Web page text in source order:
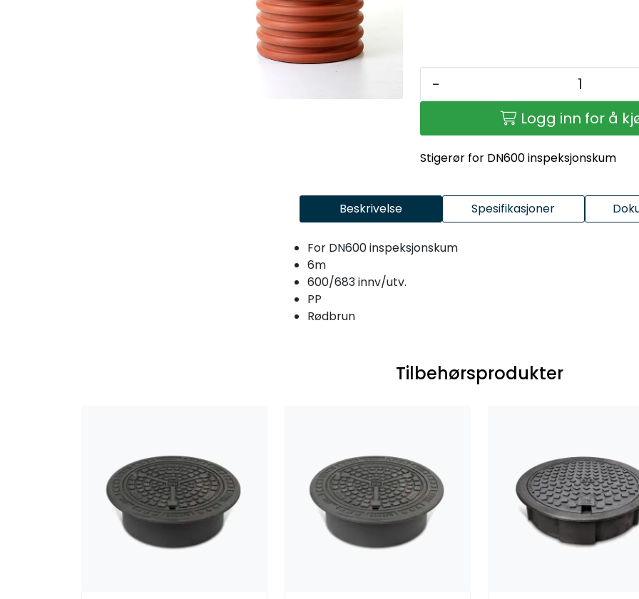
-
Logg inn for å
Stigerør for DN600 inspeksjonskum
Beskrivelse Spesifikasjoner
For DN600 inspeksjonskum
6m
600/683 innv/utv.
PP
Rødbrun
Tilbehørsprodukter